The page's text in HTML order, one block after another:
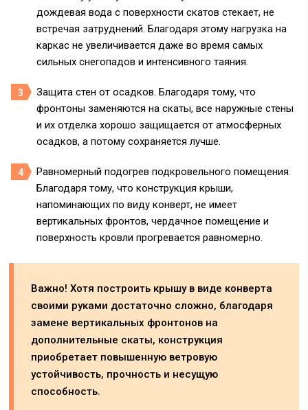
дождевая вода с поверхности скатов стекает, не
встречая затруднений. Благодаря этому нагрузка на
каркас не увеличивается даже во время самых
сильных снегопадов и интенсивного таяния.
Защита стен от осадков. Благодаря тому, что
фронтоны заменяются на скаты, все наружные стены
и их отделка хорошо защищается от атмосферных
осадков, а потому сохраняется лучше.
Равномерный подогрев подкровельного помещения.
Благодаря тому, что конструкция крыши,
напоминающих по виду конверт, не имеет
вертикальных фронтов, чердачное помещение и
поверхность кровли прогревается равномерно.
Важно! Хотя построить крышу в виде конверта
своими руками достаточно сложно, благодаря
замене вертикальных фронтонов на
дополнительные скаты, конструкция
приобретает повышенную ветровую
устойчивость, прочность и несущую
способность.